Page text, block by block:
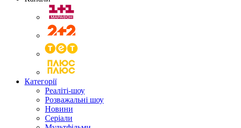
Категорії
Реаліті-шоу
Розважальні шоу
Новини
Серіали